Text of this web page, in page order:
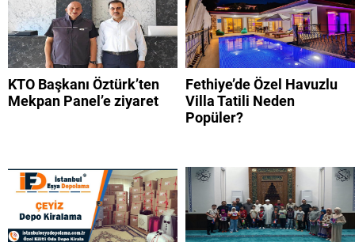
KTO Başkanı Öztürk’ten
Mekpan Panel’e ziyaret
Fethiye’de Özel Havuzlu
Villa Tatili Neden
Popüler?